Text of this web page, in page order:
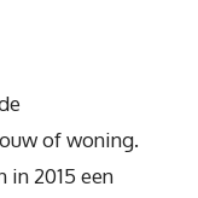
of woning.
2015 een